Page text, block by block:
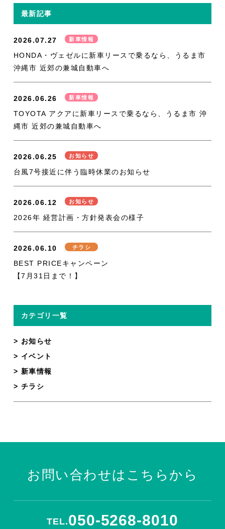
最新記事
2026.07.27 新車情報
HONDA・ヴェゼルに新車リースで乗るなら、うるま市
沖縄市 近郊の兼城自動車へ
2026.06.26 新車情報
TOYOTA アクアに新車リースで乗るなら、うるま市 沖
縄市 近郊の兼城自動車へ
2026.06.25 お知らせ
台風7号接近に伴う臨時休業のお知らせ
2026.06.12 お知らせ
2026年 経営計画・方針発表会の様子
2026.06.10 チラシ
BEST PRICEキャンペーン
【7月31日まで！】
カテゴリ一覧
お知らせ
イベント
新車情報
チラシ
お問い合わせはこちらから
TEL.050-5268-8010